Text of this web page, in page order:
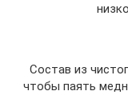
Состав из
чтобы паять